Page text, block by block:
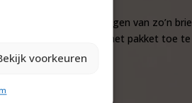
voorkeuren
uitprinten en toevoegen van zo’n
te drukken om aan het pakket toe